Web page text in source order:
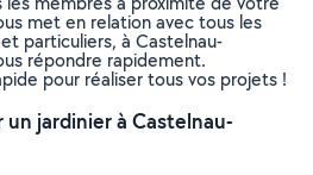
met en relation avec tous les
particuliers, à Castelnau-
répondre rapidement.
pour réaliser tous vos projets !
jardinier à Castelnau-